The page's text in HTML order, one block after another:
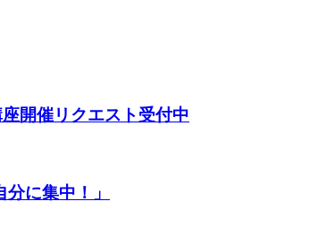
開催リクエスト受付中
に集中！」